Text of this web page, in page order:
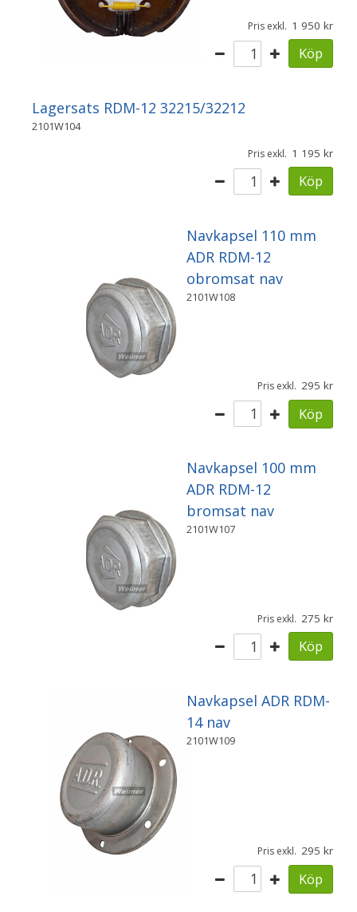
Pris exkl. 1 950
Köp
Lagersats RDM-12 32215/32212
2101W104
Pris exkl. 1 195
Köp
Navkapsel 110 mm
ADR RDM-12
obromsat nav
2101W108
Pris exkl. 295
Köp
Navkapsel 100 mm
ADR RDM-12
bromsat nav
2101W107
Pris exkl. 275
Köp
Navkapsel ADR RDM-
14 nav
2101W109
Pris exkl. 295
Köp